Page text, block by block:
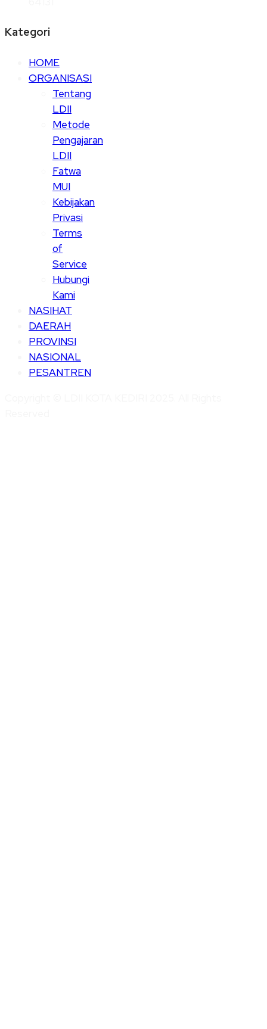
Kategori
HOME
ORGANISASI
Tentang
LDII
Metode
Pengajaran
LDII
Fatwa
MUI
Kebijakan
Privasi
Terms
of
Service
Hubungi
Kami
NASIHAT
DAERAH
PROVINSI
NASIONAL
PESANTREN